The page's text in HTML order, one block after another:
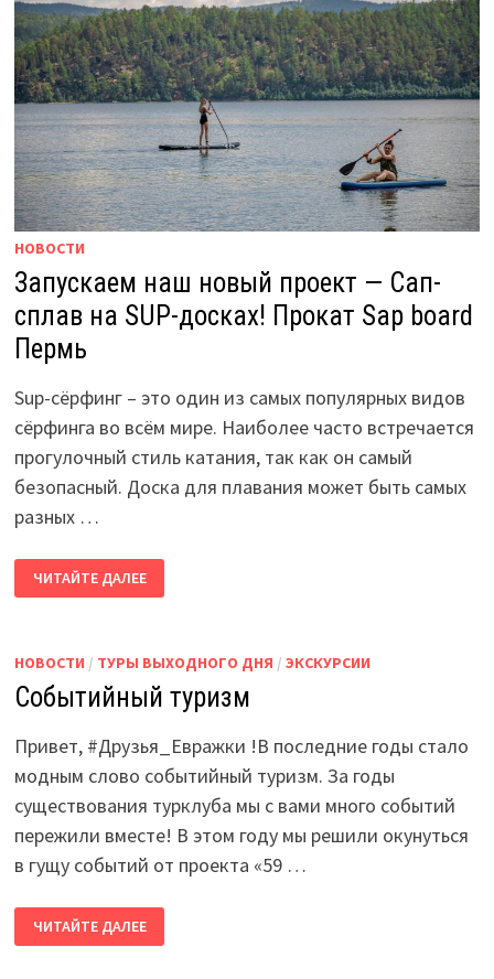
НОВОСТИ
Запускаем наш новый проект — Сап-
сплав на SUP-досках! Прокат Sap board
Пермь
Sup-сёрфинг – это один из самых популярных видов
сёрфинга во всём мире. Наиболее часто встречается
прогулочный стиль катания, так как он самый
безопасный. Доска для плавания может быть самых
разных …
ЗАПУСКАЕМ
НАШ
НОВЫЙ
СПЛАВ
SUP-
ДОСКАХ!
BOARD
ПЕРМЬ
ЧИТАЙТЕ ДАЛЕЕ
НОВОСТИ / ТУРЫ ВЫХОДНОГО ДНЯ / ЭКСКУРСИИ
Событийный туризм
Привет, #Друзья_Евражки !В последние годы стало
модным слово событийный туризм. За годы
существования турклуба мы с вами много событий
пережили вместе! В этом году мы решили окунуться
в гущу событий от проекта «59 …
СОБЫТИЙНЫЙ
ТУРИЗМ
ЧИТАЙТЕ ДАЛЕЕ